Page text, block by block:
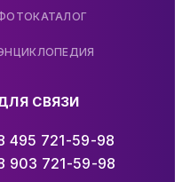
СВЯЗИ
495 721-59-98
903 721-59-98